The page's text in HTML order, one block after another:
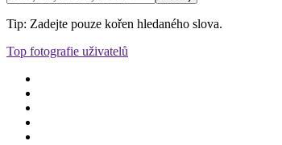
Tip: Zadejte pouze kořen hledaného slova.
Top fotografie uživatelů